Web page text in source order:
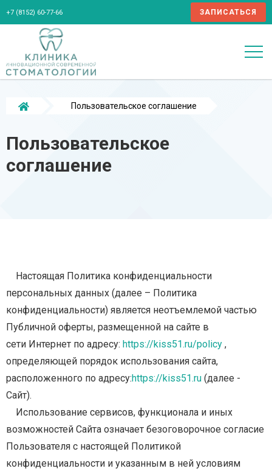
+7 (8152) 60-77-66 ЗАПИСАТЬСЯ
Пользовательское соглашение
Пользовательское
соглашение
Настоящая Политика конфиденциальности
персональных данных (далее – Политика
конфиденциальности) является неотъемлемой частью
Публичной оферты, размещенной на сайте в
сети Интернет по адресу: https://kiss51.ru/policy ,
определяющей порядок использования сайта,
расположенного по адресу:https://kiss51.ru (далее -
Сайт).
Использование сервисов, функционала и иных
возможностей Сайта означает безоговорочное согласие
Пользователя с настоящей Политикой
конфиденциальности и указанным в ней условиям